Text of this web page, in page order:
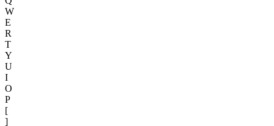
W
E
R
T
Y
U
I
O
P
[
]